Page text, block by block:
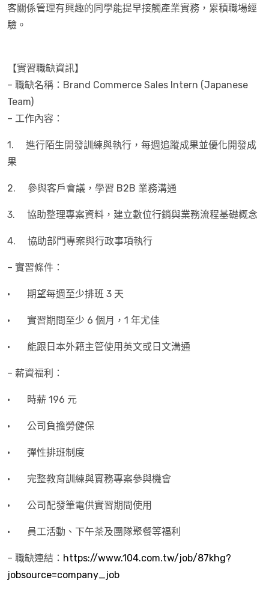
客關係管理有興趣的同學能提早接觸產業實務，累積職場經
驗。
【實習職缺資訊】
– 職缺名稱：Brand Commerce Sales Intern (Japanese
Team)
– 工作內容：
1. 進行陌生開發訓練與執行，每週追蹤成果並優化開發成
果
2. 參與客戶會議，學習 B2B 業務溝通
3. 協助整理專案資料，建立數位行銷與業務流程基礎概念
4. 協助部門專案與行政事項執行
– 實習條件：
· 期望每週至少排班 3 天
· 實習期間至少 6 個月，1 年尤佳
· 能跟日本外籍主管使用英文或日文溝通
– 薪資福利：
· 時薪 196 元
· 公司負擔勞健保
· 彈性排班制度
· 完整教育訓練與實務專案參與機會
· 公司配發筆電供實習期間使用
· 員工活動、下午茶及團隊聚餐等福利
– 職缺連結： https://www.104.com.tw/job/87khg?
jobsource=company_job